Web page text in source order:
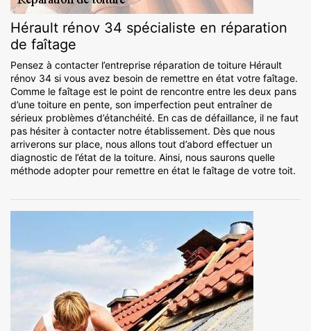
Hérault rénov 34 spécialiste en réparation
de faîtage
Pensez à contacter l’entreprise réparation de toiture Hérault
rénov 34 si vous avez besoin de remettre en état votre faîtage.
Comme le faîtage est le point de rencontre entre les deux pans
d’une toiture en pente, son imperfection peut entraîner de
sérieux problèmes d’étanchéité. En cas de défaillance, il ne faut
pas hésiter à contacter notre établissement. Dès que nous
arriverons sur place, nous allons tout d’abord effectuer un
diagnostic de l’état de la toiture. Ainsi, nous saurons quelle
méthode adopter pour remettre en état le faîtage de votre toit.